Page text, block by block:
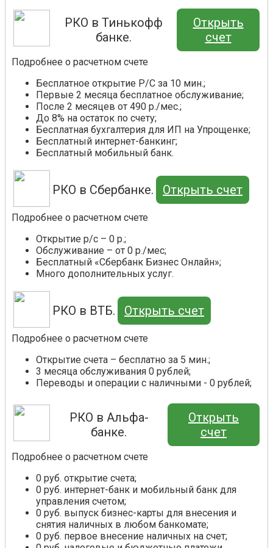
РКО в Тинькофф
банке.
Открыть
счет
Подробнее о расчетном счете
Бесплатное открытие Р/С за 10 мин.;
Первые 2 месяца бесплатное обслуживание;
После 2 месяцев от 490 р./мес.;
До 8% на остаток по счету;
Бесплатная бухгалтерия для ИП на Упрощенке;
Бесплатный интернет-банкинг;
Бесплатный мобильный банк.
РКО в Сбербанке. Открыть счет
Подробнее о расчетном счете
Открытие р/с – 0 р.;
Обслуживание – от 0 р./мес;
Бесплатный «Сбербанк Бизнес Онлайн»;
Много дополнительных услуг.
РКО в ВТБ. Открыть счет
Подробнее о расчетном счете
Открытие счета – бесплатно за 5 мин.;
3 месяца обслуживания 0 рублей;
Переводы и операции с наличными - 0 рублей;
РКО в Альфа-
банке.
Открыть
счет
Подробнее о расчетном счете
0 руб. открытие счета;
0 руб. интернет-банк и мобильный банк для
управления счетом;
0 руб. выпуск бизнес-карты для внесения и
снятия наличных в любом банкомате;
0 руб. первое внесение наличных на счет;